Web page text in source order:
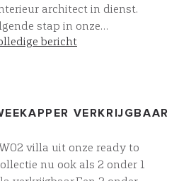
architect in dienst.
stap in onze
Voor MVW03XL
bij het ontbijt of tijdens
2 plekken om te kunnen
de zon, op de bank voor de
bericht
VERKRIJGBAAR
villa uit onze ready to
nu ook als 2 onder 1